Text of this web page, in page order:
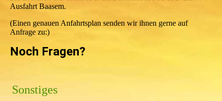
Ausfahrt Baasem.
(Einen genauen Anfahrtsplan senden wir ihnen gerne auf
Anfrage zu:)
Noch Fragen?
Sonstiges